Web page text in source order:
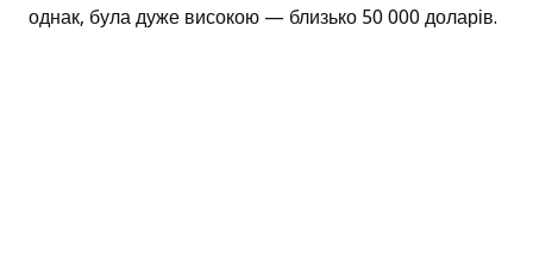
однак, була дуже високою — близько 50 000 доларів.